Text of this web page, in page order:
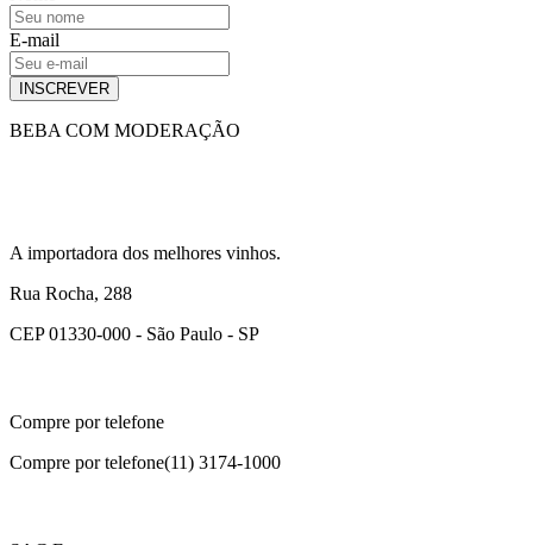
E-mail
INSCREVER
BEBA COM MODERAÇÃO
A importadora dos melhores vinhos.
Rua Rocha, 288
CEP 01330-000 - São Paulo - SP
Compre por telefone
Compre por telefone(11) 3174-1000